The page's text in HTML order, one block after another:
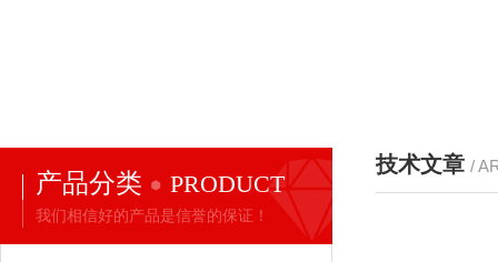
产品分类 PRODUCT
我们相信好的产品是信誉的保证！
技术文章 /